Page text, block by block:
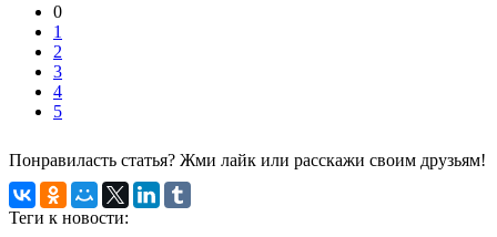
0
1
2
3
4
5
Понравиласть статья? Жми лайк или расскажи своим друзьям!
Теги к новости: